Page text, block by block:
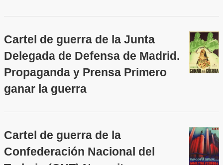
Cartel de guerra de la Junta
Delegada de Defensa de Madrid.
Propaganda y Prensa Primero
ganar la guerra
Cartel de guerra de la
Confederación Nacional del